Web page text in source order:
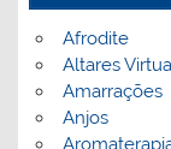
Afrodite
Altares
Amarrações
Anjos